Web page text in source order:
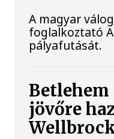
A magyar
foglalkoztató
pályafutását.
jövőre